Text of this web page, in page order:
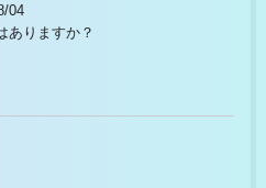
04
ありますか？